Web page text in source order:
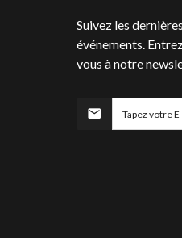
Suivez les
événements.
vous à notre